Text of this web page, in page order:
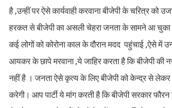
है ,उन्हीं पर ऐसे कार्यवाही करवाना बीजेपी के चरित्र को
हरकत से बीजेपी का असली चेहरा जनता के सामने आ चुका
कई लोगों को कोरोना काल के दौरान मदद पहुंचाई ,ऐसे में
आयकर के छापे मरवाना ,ये जाहिर करता है कि बीजेपी की
नहीं है । जनता ऐसे कृत्य के लिए बीजेपी को केन्द्र से
करेगी। आप पार्टी ये मांग करती है कि बीजेपी सरकार